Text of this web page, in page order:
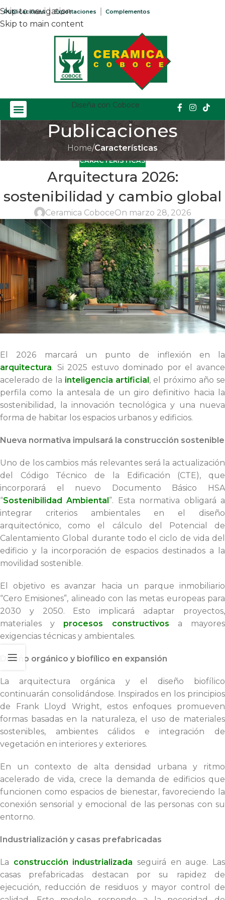
Skip to navigation
Skip to main content
Publicaciones Exportaciones Complementos
Diseña con Coboce
Publicaciones
Home/Características
CARACTERÍSTICAS
Arquitectura 2026:
sostenibilidad y cambio global
Ceramica CoboceOn marzo 28, 2026
El 2026 marcará un punto de inflexión en la
arquitectura. Si 2025 estuvo dominado por el avance
acelerado de la inteligencia artificial, el próximo año se
perfila como la antesala de un giro definitivo hacia la
sostenibilidad, la innovación tecnológica y una nueva
forma de habitar los espacios urbanos y edificios.
Nueva normativa impulsará la construcción sostenible
Uno de los cambios más relevantes será la actualización
del Código Técnico de la Edificación (CTE), que
incorporará el nuevo Documento Básico HSA
“Sostenibilidad Ambiental”. Esta normativa obligará a
integrar criterios ambientales en el diseño
arquitectónico, como el cálculo del Potencial de
Calentamiento Global durante todo el ciclo de vida del
edificio y la incorporación de espacios destinados a la
movilidad sostenible.
El objetivo es avanzar hacia un parque inmobiliario
“Cero Emisiones”, alineado con las metas europeas para
2030 y 2050. Esto implicará adaptar proyectos,
materiales y procesos constructivos a mayores
exigencias técnicas y ambientales.
Diseño orgánico y biofílico en expansión
La arquitectura orgánica y el diseño biofílico
continuarán consolidándose. Inspirados en los principios
de Frank Lloyd Wright, estos enfoques promueven
formas basadas en la naturaleza, el uso de materiales
sostenibles, ambientes cálidos e integración de
vegetación en interiores y exteriores.
En un contexto de alta densidad urbana y ritmo
acelerado de vida, crece la demanda de edificios que
funcionen como espacios de bienestar, favoreciendo la
conexión sensorial y emocional de las personas con su
entorno.
Industrialización y casas prefabricadas
La construcción industrializada seguirá en auge. Las
casas prefabricadas destacan por su rapidez de
ejecución, reducción de residuos y mayor control de